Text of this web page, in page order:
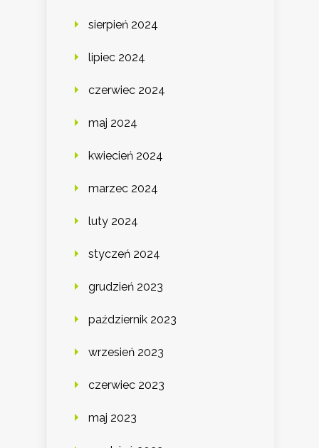
sierpień 2024
lipiec 2024
czerwiec 2024
maj 2024
kwiecień 2024
marzec 2024
luty 2024
styczeń 2024
grudzień 2023
październik 2023
wrzesień 2023
czerwiec 2023
maj 2023